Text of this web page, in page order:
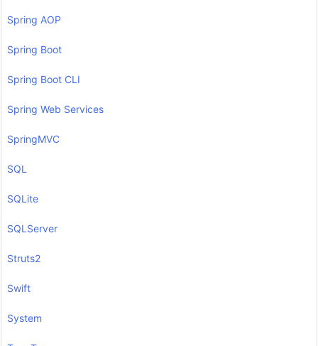
Spring AOP
Spring Boot
Spring Boot CLI
Spring Web Services
SpringMVC
SQL
SQLite
SQLServer
Struts2
Swift
System